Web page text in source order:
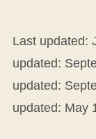
Last updated:
updated:
updated:
updated: May